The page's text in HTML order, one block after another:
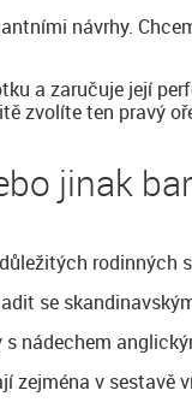
návrhy.
a zaručuje její
zvolíte ten pravý
jinak
se
nádechem
zejména v sestavě